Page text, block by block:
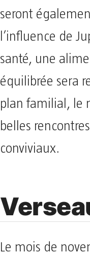
seront
l’influence de
santé, une
équilibrée sera
plan familial, le
belles
conviviaux.
Le mois de